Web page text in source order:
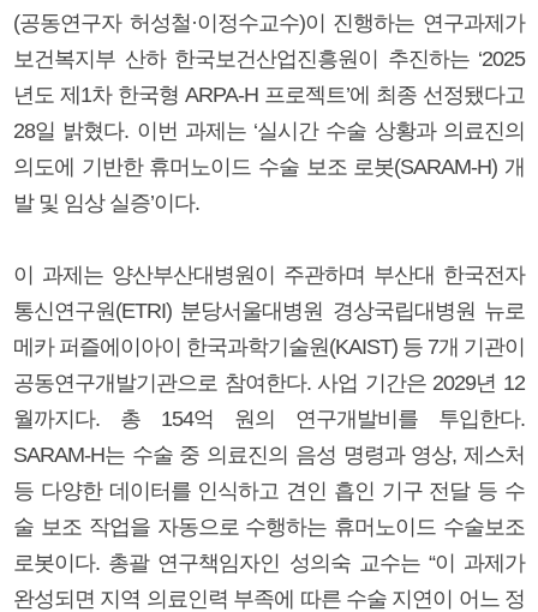
(공동연구자 허성철·이정수교수)이 진행하는 연구과제가
보건복지부 산하 한국보건산업진흥원이 추진하는 ‘2025
년도 제1차 한국형 ARPA-H 프로젝트’에 최종 선정됐다고
28일 밝혔다. 이번 과제는 ‘실시간 수술 상황과 의료진의
의도에 기반한 휴머노이드 수술 보조 로봇(SARAM-H) 개
발 및 임상 실증’이다.
이 과제는 양산부산대병원이 주관하며 부산대 한국전자
통신연구원(ETRI) 분당서울대병원 경상국립대병원 뉴로
메카 퍼즐에이아이 한국과학기술원(KAIST) 등 7개 기관이
공동연구개발기관으로 참여한다. 사업 기간은 2029년 12
월까지다. 총 154억 원의 연구개발비를 투입한다.
SARAM-H는 수술 중 의료진의 음성 명령과 영상, 제스처
등 다양한 데이터를 인식하고 견인 흡인 기구 전달 등 수
술 보조 작업을 자동으로 수행하는 휴머노이드 수술보조
로봇이다. 총괄 연구책임자인 성의숙 교수는 “이 과제가
완성되면 지역 의료인력 부족에 따른 수술 지연이 어느 정